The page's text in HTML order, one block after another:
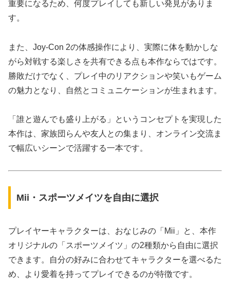
重要になるため、何度プレイしても新しい発見がありま
す。
また、Joy-Con 2の体感操作により、実際に体を動かしな
がら対戦する楽しさを共有できる点も本作ならではです。
勝敗だけでなく、プレイ中のリアクションや笑いもゲーム
の魅力となり、自然とコミュニケーションが生まれます。
「誰と遊んでも盛り上がる」というコンセプトを実現した
本作は、家族団らんや友人との集まり、オンライン交流ま
で幅広いシーンで活躍する一本です。
Mii・スポーツメイツを自由に選択
プレイヤーキャラクターは、おなじみの「Mii」と、本作
オリジナルの「スポーツメイツ」の2種類から自由に選択
できます。自分の好みに合わせてキャラクターを選べるた
め、より愛着を持ってプレイできるのが特徴です。